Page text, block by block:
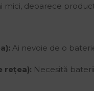
mici, deoarece
Ai nevoie de o
rețea): Necesită